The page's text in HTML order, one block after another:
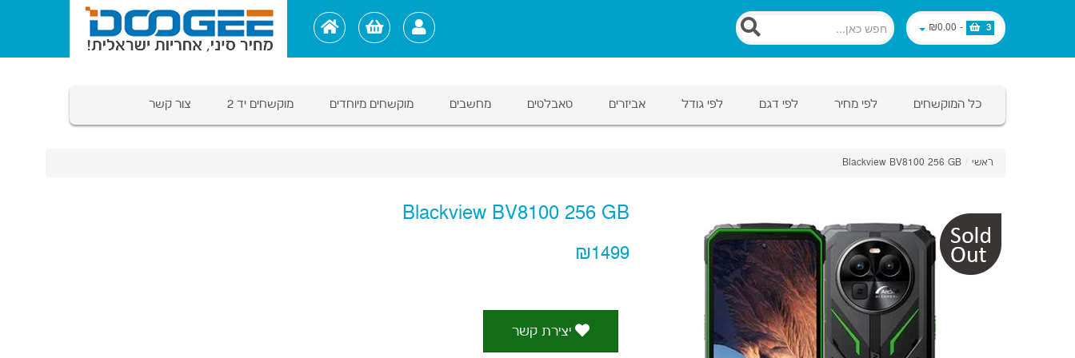
3
-
₪0.00
כל המוקשחים לפי מחיר לפי דגם לפי גודל אביזרים טאבלטים מחשבים מוקשחים מיוחדים מוקשחים יד 2 צור קשר
ראשי /
Blackview BV8100 256 GB
Blackview BV8100 256 GB
₪1499
יצירת קשר